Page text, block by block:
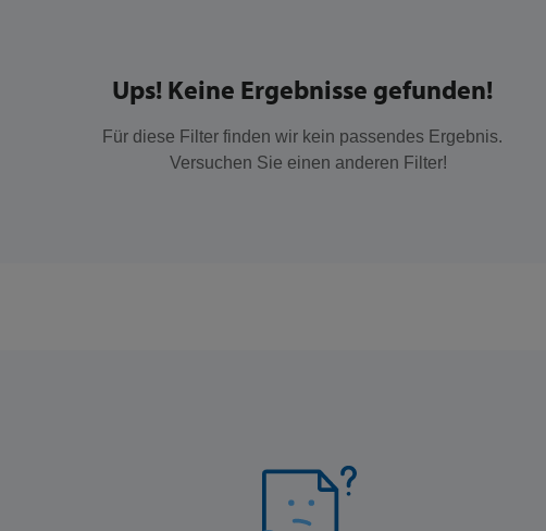
Ups! Keine Ergebnisse gefunden!
Für diese Filter finden wir kein passendes Ergebnis.
Versuchen Sie einen anderen Filter!